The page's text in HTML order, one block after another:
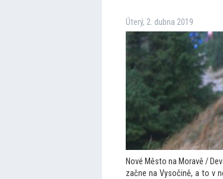
Úterý, 2. dubna 2019
Nové Město na Moravě /
začne na Vysočině, a to v